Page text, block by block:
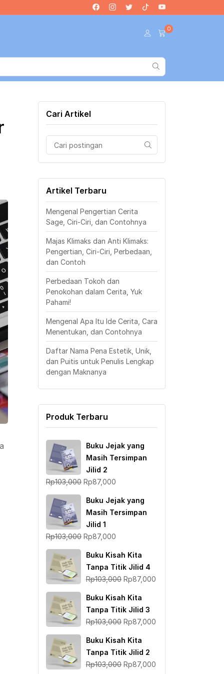
0
Cari Artikel
Artikel Terbaru
Mengenal Pengertian Cerita
Sage, Ciri-Ciri, dan Contohnya
Majas Klimaks dan Anti Klimaks:
Pengertian, Ciri-Ciri, Perbedaan,
dan Contoh
Perbedaan Tokoh dan
Penokohan dalam Cerita, Yuk
Pahami!
Mengenal Apa Itu Ide Cerita, Cara
Menentukan, dan Contohnya
Daftar Nama Pena Estetik, Unik,
dan Puitis untuk Penulis Lengkap
dengan Maknanya
Produk Terbaru
Buku Jejak yang
Masih Tersimpan
Jilid 2
Rp103,000 Harga
adalah:
Rp103,000.
Rp87,000
ini
adalah:
Buku Jejak yang
Masih Tersimpan
Jilid 1
Rp103,000 Harga
adalah:
Rp103,000.
Rp87,000
ini
adalah:
Rp87,000.
Buku Kisah Kita
Tanpa Titik Jilid 4
Rp103,000 Harga
adalah:
Rp103,000.
Rp87,000
Buku Kisah Kita
Tanpa Titik Jilid 3
Rp103,000 Harga
adalah:
Rp103,000.
Rp87,000
Buku Kisah Kita
Tanpa Titik Jilid 2
Rp103,000 Harga
Rp87,000